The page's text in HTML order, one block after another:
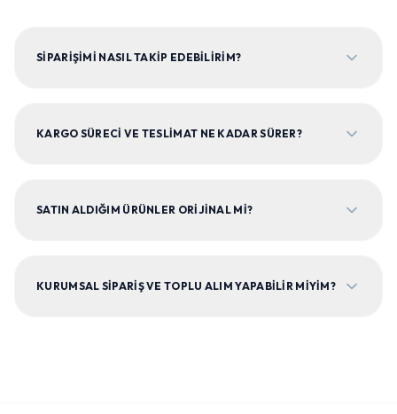
SIPARIŞIMI NASIL TAKIP EDEBILIRIM?
KARGO SÜRECI VE TESLIMAT NE KADAR SÜRER?
SATIN ALDIĞIM ÜRÜNLER ORIJINAL MI?
KURUMSAL SIPARIŞ VE TOPLU ALIM YAPABILIR MIYIM?